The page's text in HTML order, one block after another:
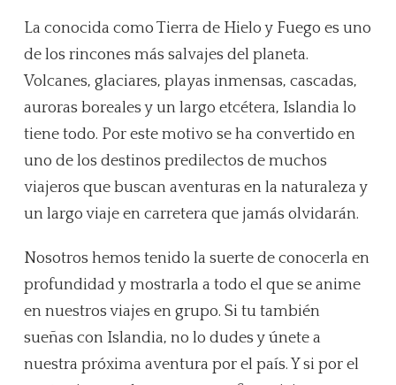
La conocida como Tierra de Hielo y Fuego es uno
de los rincones más salvajes del planeta.
Volcanes, glaciares, playas inmensas, cascadas,
auroras boreales y un largo etcétera, Islandia lo
tiene todo. Por este motivo se ha convertido en
uno de los destinos predilectos de muchos
viajeros que buscan aventuras en la naturaleza y
un largo viaje en carretera que jamás olvidarán.
Nosotros hemos tenido la suerte de conocerla en
profundidad y mostrarla a todo el que se anime
en nuestros viajes en grupo. Si tu también
sueñas con Islandia, no lo dudes y únete a
nuestra próxima aventura por el país. Y si por el